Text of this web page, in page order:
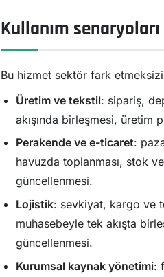
Kullanım senaryoları
Bu hizmet sektör fark
Üretim ve tekstil: sipariş,
akışında birleşmesi, üretim
Perakende ve e-ticaret:
havuzda toplanması, stok
güncellenmesi.
Lojistik: sevkiyat, kargo ve
muhasebeyle tek akışta
güncellenmesi.
Kurumsal kaynak yönetimi: